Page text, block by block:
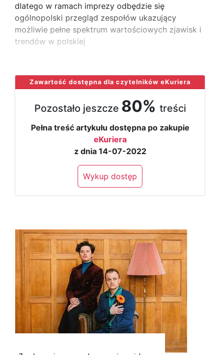
dlatego w ramach imprezy odbędzie się
ogólnopolski przegląd zespołów ukazujący
możliwie pełne spektrum wartościowych zjawisk i
trendów w polskiej
Zawartość dostępna dla czytelników eKuriera
Pozostało jeszcze 80% treści
Pełna treść artykułu dostępna po zakupie
eKuriera
z dnia 14-07-2022
Wykup dostęp